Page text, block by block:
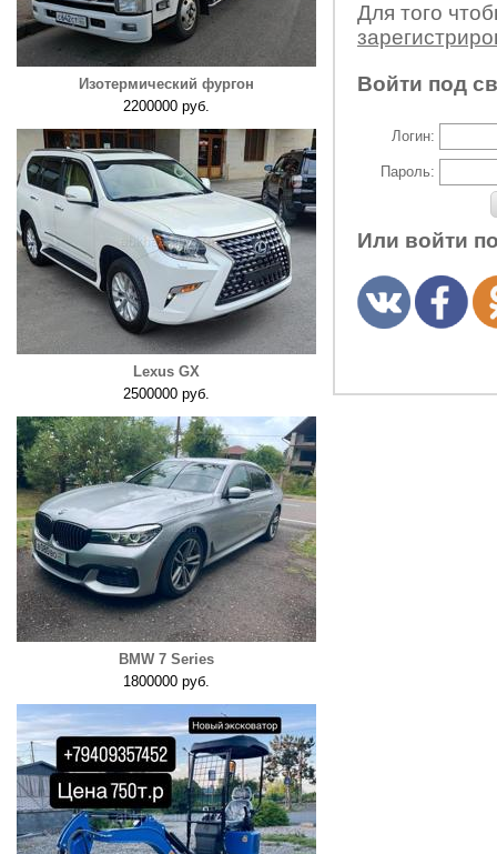
Изотермический фургон
2200000 руб.
Lexus GX
2500000 руб.
BMW 7 Series
1800000 руб.
Для того
Войти под
Логин:
Пароль:
Или войти